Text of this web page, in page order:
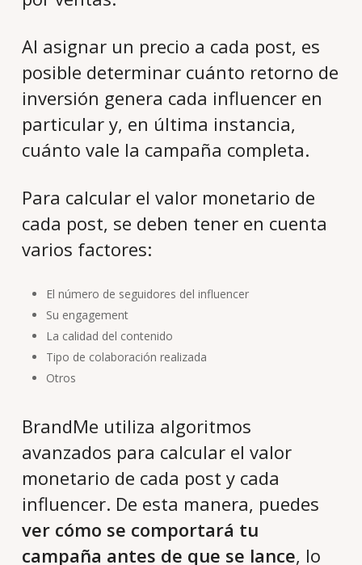
Al asignar un precio a cada post, es
posible determinar cuánto retorno de
inversión genera cada influencer en
particular y, en última instancia,
cuánto vale la campaña completa.
Para calcular el valor monetario de
cada post, se deben tener en cuenta
varios factores:
El número de seguidores del influencer
Su engagement
La calidad del contenido
Tipo de colaboración realizada
Otros
BrandMe utiliza algoritmos
avanzados para calcular el valor
monetario de cada post y cada
influencer. De esta manera, puedes
ver cómo se comportará tu
campaña antes de que se lance, lo